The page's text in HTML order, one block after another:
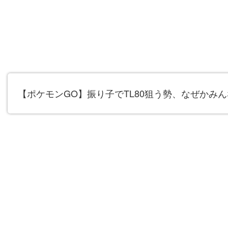
【ポケモンGO】振り子でTL80狙う勢、なぜかみ